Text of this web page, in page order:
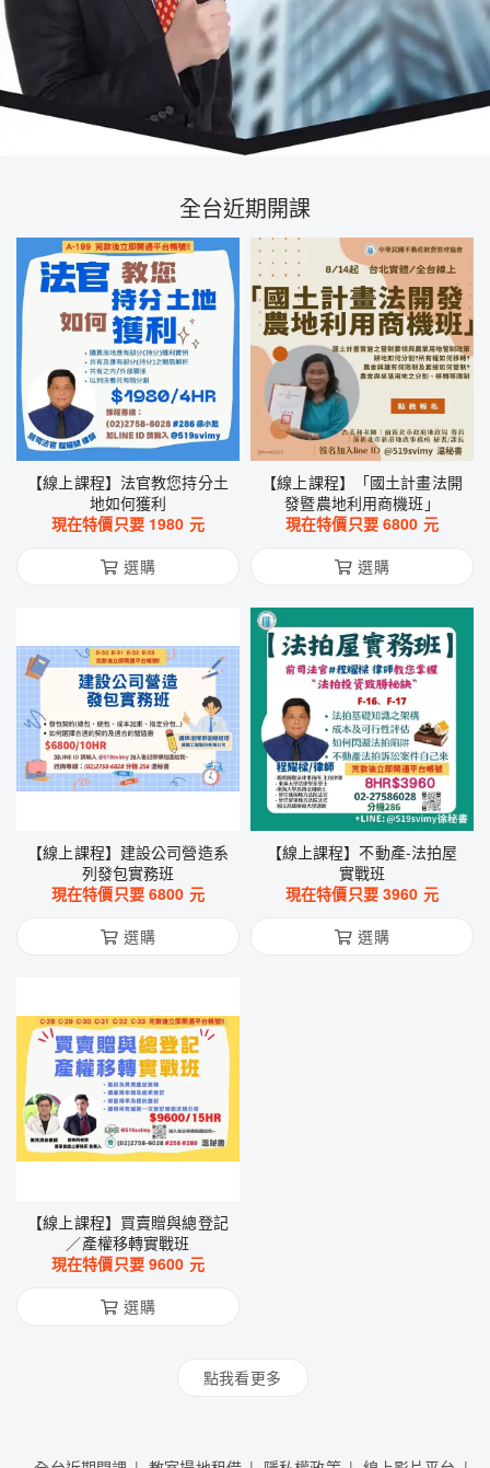
全台近期開課
【線上課程】法官教您持分土
地如何獲利
現在特價只要 1980 元
選購
【線上課程】「國土計畫法開
發暨農地利用商機班」
現在特價只要6800 元
選購
【線上課程】建設公司營造系
列發包實務班
現在特價只要6800 元
選購
【線上課程】不動產-法拍屋
實戰班
現在特價只要3960 元
選購
【線上課程】買賣贈與總登記
／產權移轉實戰班
現在特價只要9600 元
選購
點我看更多